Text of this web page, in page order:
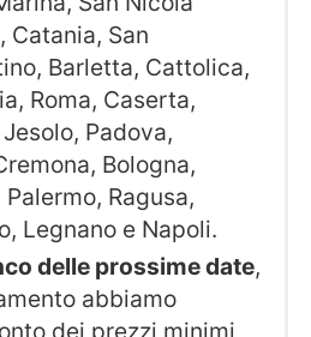
Catania, San
Barletta, Cattolica,
Roma, Caserta,
Padova,
Bologna,
Ragusa,
Legnano e Napoli.
delle prossime date,
abbiamo
dei prezzi minimi